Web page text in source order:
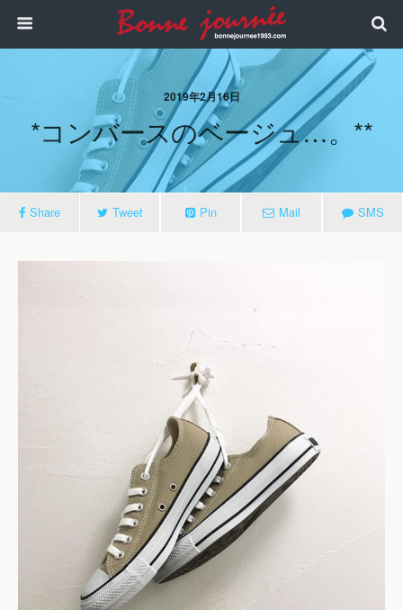
2019年2月16日
*コンバースのベージュ…。**
Share Tweet Pin Mail SMS